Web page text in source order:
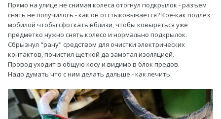
Прямо на улице не снимая колеса отогнул подкрылок - разъем
снять не получилось - как он отстыковывается? Кое-как подлез
мобилой чтобы сфоткать вблизи, чтобы ковыряться уже
предметко нужно снять колесо и нормально подкрылок.
Сбрызнул "рану" средством для очистки электрических
контактов, почистил щеткой да замотал изоляцией.
Провод уходит в общую косу и видимо в блок предов.
Надо думать что с ним делать дальше - как лечить.